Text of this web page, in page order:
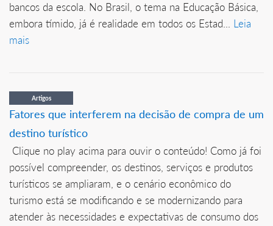
bancos da escola. No Brasil, o tema na Educação Básica,
embora tímido, já é realidade em todos os Estad... Leia
mais
Artigos
Fatores que interferem na decisão de compra de um
destino turístico
Clique no play acima para ouvir o conteúdo! Como já foi
possível compreender, os destinos, serviços e produtos
turísticos se ampliaram, e o cenário econômico do
turismo está se modificando e se modernizando para
atender às necessidades e expectativas de consumo dos